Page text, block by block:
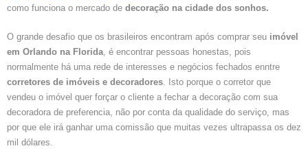
como funciona o mercado de decoração na cidade dos sonhos.
O grande desafio que os brasileiros encontram após comprar seu imóvel
em Orlando na Florida , é encontrar pessoas honestas, pois
normalmente há uma rede de interesses e negócios fechados enntre
corretores de imóveis e decoradores . Isto porque o corretor que
vendeu o imóvel quer forçar o cliente a fechar a decoração com sua
decoradora de preferencia, não por conta da qualidade do serviço, mas
por que ele irá ganhar uma comissão que muitas vezes ultrapassa os dez
mil dólares.